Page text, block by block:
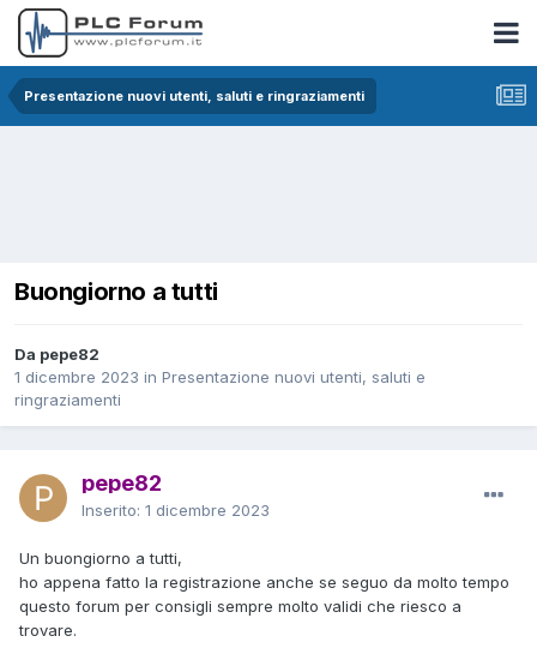
Presentazione nuovi utenti, saluti e ringraziamenti
Buongiorno a tutti
Da pepe82
1 dicembre 2023 in Presentazione nuovi utenti, saluti e
ringraziamenti
pepe82
Inserito: 1 dicembre 2023
Un buongiorno a tutti,
ho appena fatto la registrazione anche se seguo da molto tempo
questo forum per consigli sempre molto validi che riesco a
trovare.